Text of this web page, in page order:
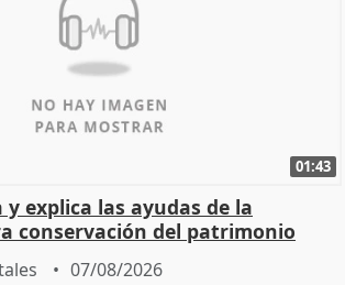
01:43
explica las ayudas de la
conservación del patrimonio
07/08/2026